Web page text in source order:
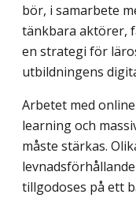
bör, i samarbete
tänkbara aktörer,
en strategi för
utbildningens
Arbetet med
learning och
måste stärkas.
tillgodoses på ett